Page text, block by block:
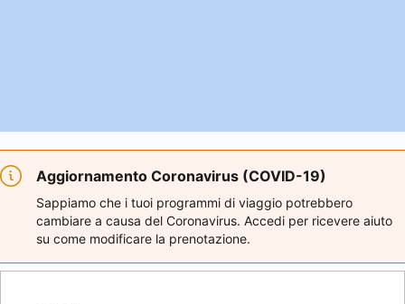
Aggiornamento Coronavirus (COVID-19)
Sappiamo che i tuoi programmi di viaggio potrebbero
cambiare a causa del Coronavirus. Accedi per ricevere aiuto
su come modificare la prenotazione.